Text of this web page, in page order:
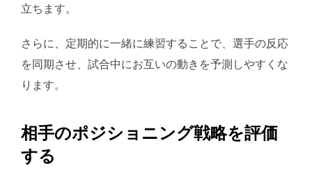
立ちます。
さらに、定期的に一緒に練習することで、選手の反応
を同期させ、試合中にお互いの動きを予測しやすくな
ります。
相手のポジショニング戦略を評価
する